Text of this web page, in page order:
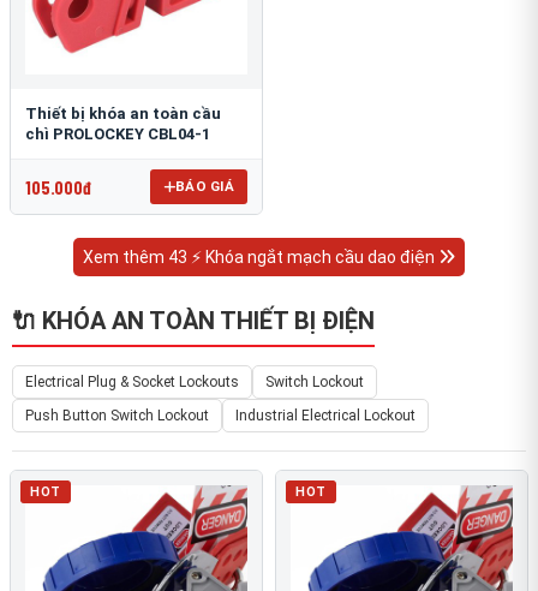
Thiết bị khóa an toàn cầu
chì PROLOCKEY CBL04-1
105.000đ BÁO GIÁ
Xem thêm 43 ⚡ Khóa ngắt mạch cầu dao điện
🔌 KHÓA AN TOÀN THIẾT BỊ ĐIỆN
Electrical Plug & Socket Lockouts
Switch Lockout
Push Button Switch Lockout
Industrial Electrical Lockout
HOT HOT